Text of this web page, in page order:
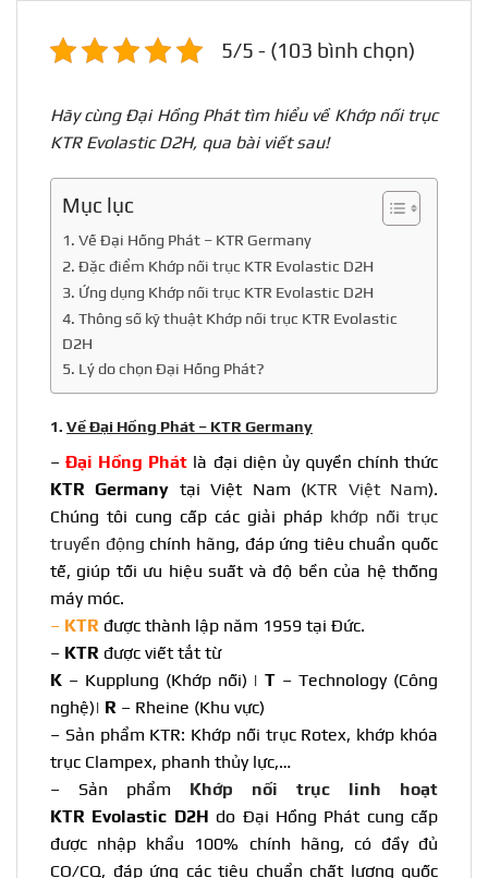
5/5 - (103 bình chọn)
Hãy cùng Đại Hồng Phát tìm hiểu về Khớp nối trục
KTR Evolastic D2H, qua bài viết sau!
Mục lục
1. Về Đại Hồng Phát – KTR Germany
2. Đặc điểm Khớp nối trục KTR Evolastic D2H
3. Ứng dụng Khớp nối trục KTR Evolastic D2H
4. Thông số kỹ thuật Khớp nối trục KTR Evolastic
D2H
5. Lý do chọn Đại Hồng Phát?
1. Về Đại Hồng Phát – KTR Germany
– Đại Hồng Phát là đại diện ủy quyền chính thức
KTR Germany tại Việt Nam (KTR Việt Nam).
Chúng tôi cung cấp các giải pháp khớp nối trục
truyền động chính hãng, đáp ứng tiêu chuẩn quốc
tế, giúp tối ưu hiệu suất và độ bền của hệ thống
máy móc.
– KTR được thành lập năm 1959 tại Đức.
– KTR được viết tắt từ
K – Kupplung (Khớp nối) | T – Technology (Công
nghệ)| R – Rheine (Khu vực)
– Sản phẩm KTR: Khớp nối trục Rotex, khớp khóa
trục Clampex, phanh thủy lực,…
– Sản phẩm Khớp nối trục linh hoạt
KTR Evolastic D2H do Đại Hồng Phát cung cấp
được nhập khẩu 100% chính hãng, có đầy đủ
CO/CQ, đáp ứng các tiêu chuẩn chất lượng quốc